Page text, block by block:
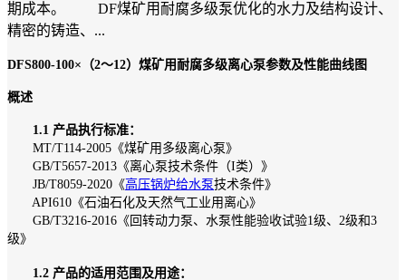
期成本。 DF煤矿用耐腐多级泵优化的水力及结构设计、
精密的铸造、...
DFS800-100×（2～12）煤矿用耐腐多级离心泵参数及性能曲线图
概述
1.1 产品执行标准：
MT/T114-2005《煤矿用多级离心泵》
GB/T5657-2013《离心泵技术条件（I类）》
JB/T8059-2020《高压锅炉给水泵技术条件》
API610《石油石化及天然气工业用离心》
GB/T3216-2016《回转动力泵、水泵性能验收试验1级、2级和3
级》
1.2 产品的适用范围及用途：